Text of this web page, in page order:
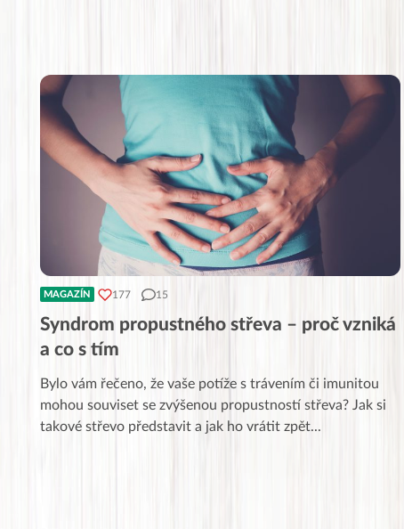
MAGAZÍN 177 15
Syndrom propustného střeva – proč vzniká
a co s tím
Bylo vám řečeno, že vaše potíže s trávením či imunitou
mohou souviset se zvýšenou propustností střeva? Jak si
takové střevo představit a jak ho vrátit zpět...